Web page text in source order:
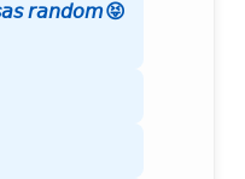
𝘳𝘢𝘯𝘥𝘰𝘮😝